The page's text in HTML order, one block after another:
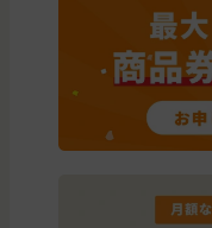
厚木市
八王子市
町田市
神奈川県
川崎市